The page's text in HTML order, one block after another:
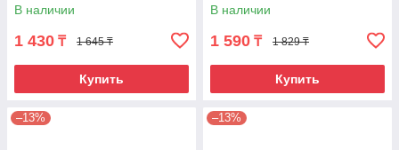
В наличии
1 430 ₸ 1 645 ₸
Купить
В наличии
1 590 ₸ 1 829 ₸
Купить
–13% –13%